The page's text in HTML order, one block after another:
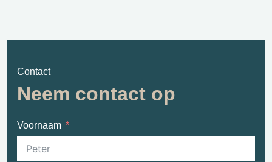
Contact
Neem contact op
Voornaam